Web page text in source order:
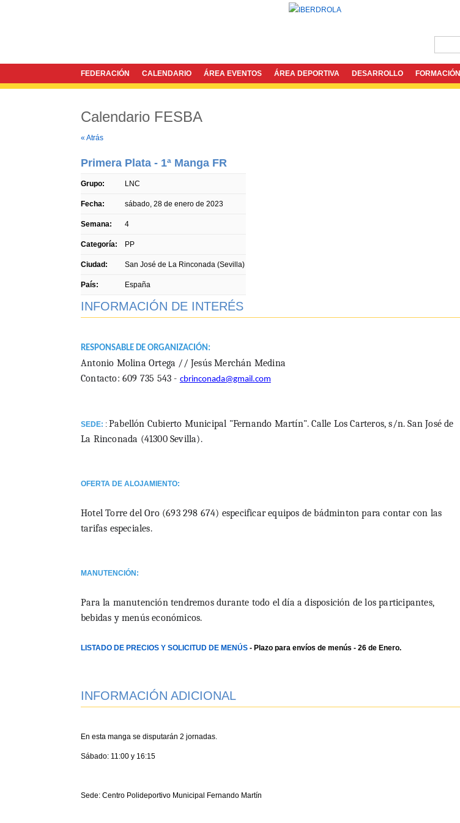
FEDERACIÓN CALENDARIO ÁREA EVENTOS ÁREA DEPORTIVA DESARROLLO FORMACIÓN
Calendario FESBA
« Atrás
Primera Plata - 1ª Manga FR
Grupo: LNC
Fecha: sábado, 28 de enero de 2023
Semana: 4
Categoría: PP
Ciudad: San José de La Rinconada (Sevilla)
País: España
INFORMACIÓN DE INTERÉS
RESPONSABLE DE ORGANIZACIÓN:
Antonio Molina Ortega // Jesús Merchán Medina
Contacto: 609 735 543 - cbrinconada@gmail.com
SEDE: : Pabellón Cubierto Municipal "Fernando Martín". Calle Los Carteros, s/n. San José de
La Rinconada (41300 Sevilla).
OFERTA DE ALOJAMIENTO:
Hotel Torre del Oro (693 298 674) especificar equipos de bádminton para contar con las
tarifas especiales.
MANUTENCIÓN:
Para la manutención tendremos durante todo el día a disposición de los participantes,
bebidas y menús económicos.
LISTADO DE PRECIOS Y SOLICITUD DE MENÚS - Plazo para envíos de menús - 26 de Enero.
INFORMACIÓN ADICIONAL
En esta manga se disputarán 2 jornadas.
Sábado: 11:00 y 16:15
Sede: Centro Polideportivo Municipal Fernando Martín